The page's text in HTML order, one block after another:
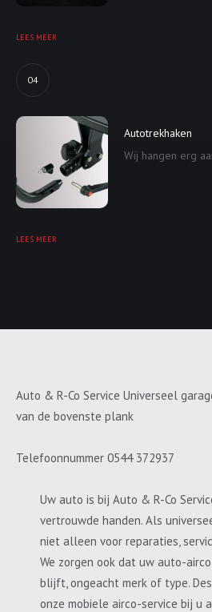
LEES MEER
04
Autotrekhaken
Wij hangen erg
LEES MEER
Auto & R-Co Service Universeel
van de bovenste plank
Telefoonnummer 0544 372937
Uw auto is bij Auto & R-Co
vertrouwde handen. Als
niet alleen voor reparaties,
We zorgen ook dat uw auto-
blijft, ongeacht merk of type.
onze mobiele airco-service bij u